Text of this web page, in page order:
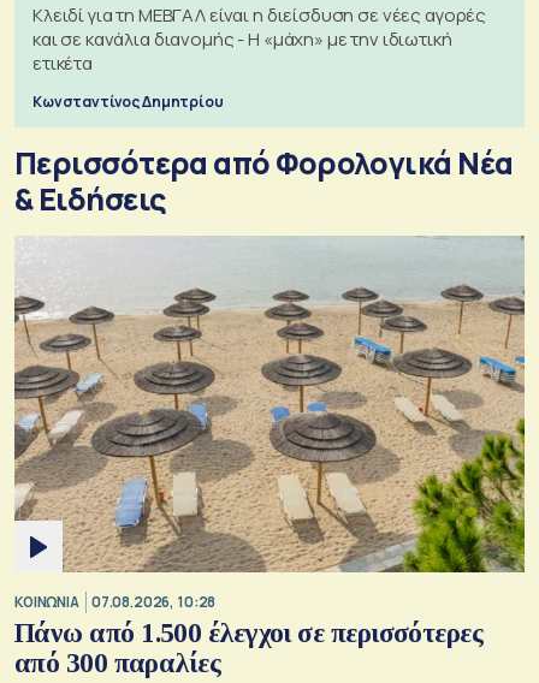
Κλειδί για τη ΜΕΒΓΑΛ είναι η διείσδυση σε νέες αγορές
και σε κανάλια διανομής - Η «μάχη» με την ιδιωτική
ετικέτα
Κωνσταντίνος Δημητρίου
Περισσότερα από Φορολογικά Νέα
& Eιδήσεις
ΚΟΙΝΩΝΙΑ 07.08.2026, 10:28
Πάνω από 1.500 έλεγχοι σε περισσότερες
από 300 παραλίες